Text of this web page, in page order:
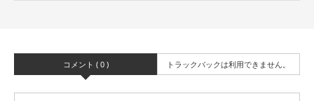
コメント ( 0 ) トラックバックは利用できません。